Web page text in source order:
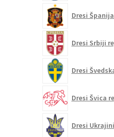
Dresi
Dresi Srbiji
Dresi
Dresi Švica
Dresi